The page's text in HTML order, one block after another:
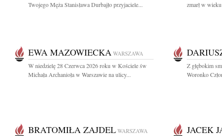
Twojego Męża Stanisława Durbajło przyjaciele...
zmarł w
EWA MAZOWIECKA WARSZAWA
W niedzielę 28 Czerwca 2026 roku w Kościele św
Michała Archanioła w Warszawie na ulicy...
Z głębokim
Woronko
BRATOMIŁA ZAJDEL WARSZAWA JACEK